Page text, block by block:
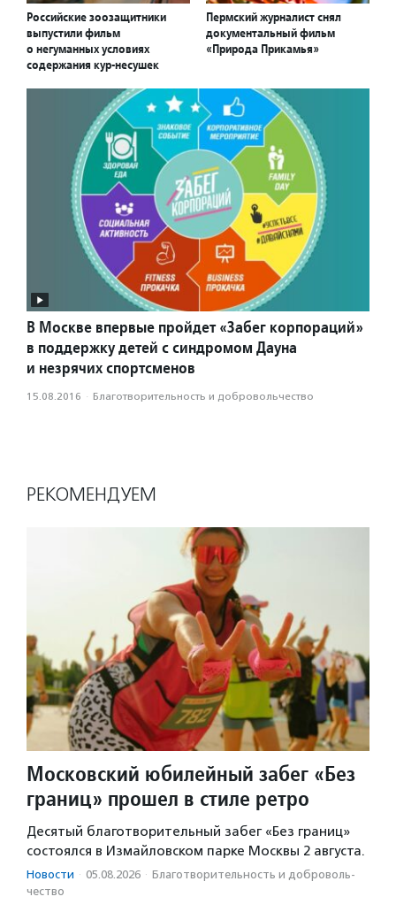
Российские зоозащитники
выпустили фильм
о негуманных условиях
содержания кур-несушек
Пермский журналист снял
документальный фильм
«Природа Прикамья»
В Москве впервые пройдет «Забег корпораций»
в поддержку детей с синдромом Дауна
и незрячих спортсменов
15.08.2016 · Благотвори­тель­ность и доброволь­чест­во
РЕКОМЕНДУЕМ
Московский юбилейный забег «Без
границ» прошел в стиле ретро
Десятый благотворительный забег «Без границ»
состоялся в Измайловском парке Москвы 2 августа.
Новости · 05.08.2026 · Благотвори­тель­ность и доброволь­
чест­во